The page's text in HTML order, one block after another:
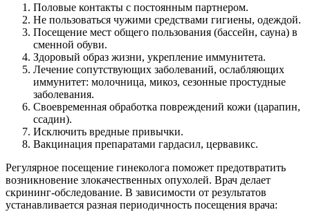
Половые контакты с постоянным партнером.
Не пользоваться чужими средствами гигиены, одеждой.
Посещение мест общего пользования (бассейн, сауна) в
сменной обуви.
Здоровый образ жизни, укрепление иммунитета.
Лечение сопутствующих заболеваний, ослабляющих
иммунитет: молочница, микоз, сезонные простудные
заболевания.
Своевременная обработка повреждений кожи (царапин,
ссадин).
Исключить вредные привычки.
Вакцинация препаратами гардасил, цервавикс.
Регулярное посещение гинеколога поможет предотвратить
возникновение злокачественных опухолей. Врач делает
скрининг-обследование. В зависимости от результатов
устанавливается разная периодичность посещения врача: